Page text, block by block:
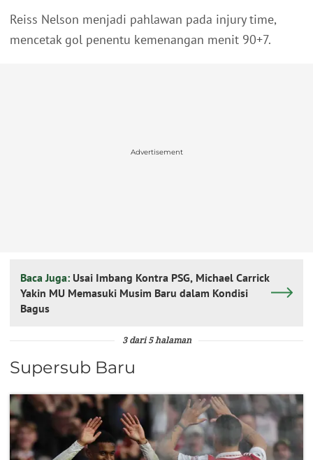
Reiss Nelson menjadi pahlawan pada injury time,
mencetak gol penentu kemenangan menit 90+7.
Advertisement
Baca Juga: Usai Imbang Kontra PSG, Michael Carrick
Yakin MU Memasuki Musim Baru dalam Kondisi
Bagus
3 dari 5 halaman
Supersub Baru